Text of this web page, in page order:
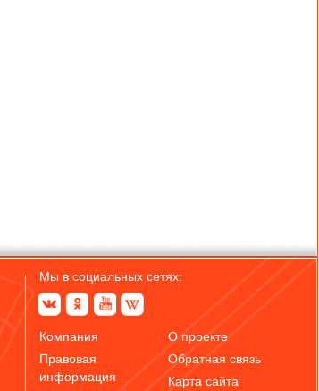
Мы в социальных сетях:
Компания
Правовая
информация
О проекте
Обратная связь
Карта сайта